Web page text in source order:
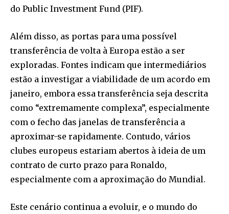
do Public Investment Fund (PIF).
Além disso, as portas para uma possível
transferência de volta à Europa estão a ser
exploradas. Fontes indicam que intermediários
estão a investigar a viabilidade de um acordo em
janeiro, embora essa transferência seja descrita
como “extremamente complexa”, especialmente
com o fecho das janelas de transferência a
aproximar-se rapidamente. Contudo, vários
clubes europeus estariam abertos à ideia de um
contrato de curto prazo para Ronaldo,
especialmente com a aproximação do Mundial.
Este cenário continua a evoluir, e o mundo do